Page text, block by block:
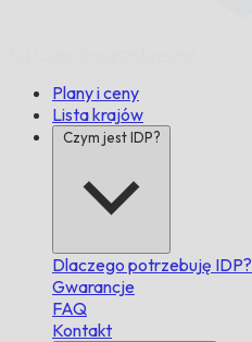
Plany i ceny
Lista krajów
Czym jest IDP?
Dlaczego potrzebuję IDP?
Gwarancje
FAQ
Kontakt